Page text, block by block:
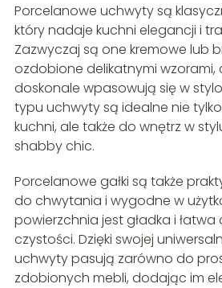
Porcelanowe uchwyty są
który nadaje kuchni elegancji i
Zazwyczaj są one kremowe lub
ozdobione delikatnymi wzorami,
doskonale wpasowują się w
typu uchwyty są idealne nie
kuchni, ale także do wnętrz w
shabby chic.
Porcelanowe gałki są także
do chwytania i wygodne w
powierzchnia jest gładka i
czystości. Dzięki swojej
uchwyty pasują zarówno do
zdobionych mebli, dodając im